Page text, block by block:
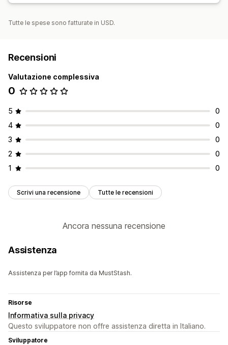
Tutte le spese sono fatturate in USD.
Recensioni
Valutazione complessiva
0
5
0
4
0
3
0
2
0
1
0
Scrivi una recensione Tutte le recensioni
Ancora nessuna recensione
Assistenza
Assistenza per l’app fornita da MustStash.
Risorse
Informativa sulla privacy
Questo sviluppatore non offre assistenza diretta in Italiano.
Sviluppatore